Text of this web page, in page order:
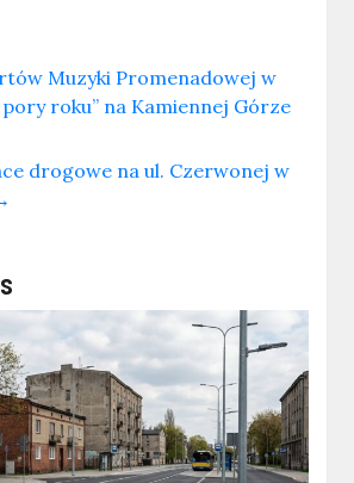
Muzyki Promenadowej w
roku” na Kamiennej Górze
drogowe na ul. Czerwonej w